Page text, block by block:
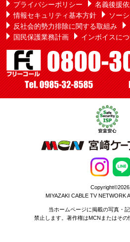
プライバシーポリシー
名義後援
情報セキュリティ基本方針
ソー
反社会的勢力排除に関する取組み
国民保護業務計画
インボイスに
Copyright©2026,
MIYAZAKI CABLE TV NETWORK
当ホームページに掲載の写真・
禁止します。著作権はMCNまたはその